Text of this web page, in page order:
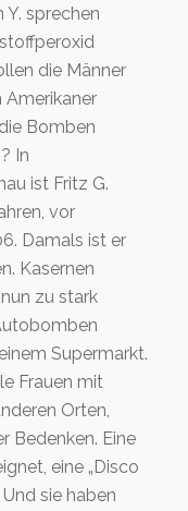
sprechen
die Männer
Amerikaner
Bomben
In
ist Fritz G.
vor
Damals ist er
Kasernen
zu stark
Supermarkt.
Frauen mit
Orten,
Bedenken. Eine
eine „Disco
sie haben